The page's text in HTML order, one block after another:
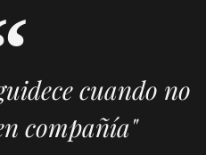
cuando no
compañía"